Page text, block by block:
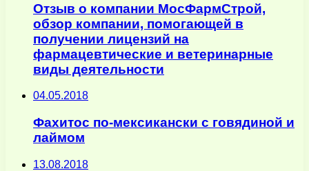
Отзыв о компании МосФармСтрой,
обзор компании, помогающей в
получении лицензий на
фармацевтические и ветеринарные
виды деятельности
04.05.2018
Фахитос по-мексикански с говядиной и
лаймом
13.08.2018